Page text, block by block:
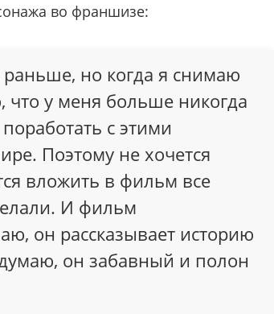
во франшизе:
но когда я снимаю
у меня больше никогда
с этими
Поэтому не хочется
вложить в фильм все
И фильм
он рассказывает историю
он забавный и полон